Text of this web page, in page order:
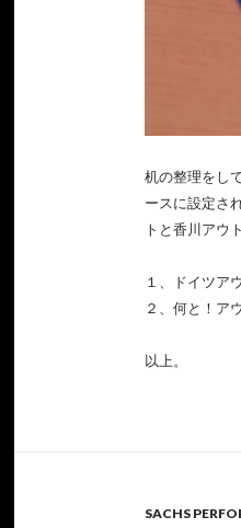
机の整理をし
ースに設定さ
トと香川アウ
１、ドイツア
２、何と！ア
以上。
SACHS